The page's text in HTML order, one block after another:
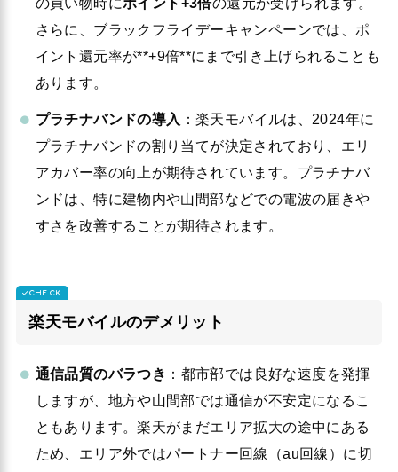
さらに、ブラックフライデーキャンペーンでは、ポ
イント還元率が**+9倍**にまで引き上げられることも
あります。
プラチナバンドの導入 ：楽天モバイルは、2024年に
プラチナバンドの割り当てが決定されており、エリ
アカバー率の向上が期待されています。プラチナバ
ンドは、特に建物内や山間部などでの電波の届きや
すさを改善することが期待されます。
楽天モバイルのデメリット
通信品質のバラつき ：都市部では良好な速度を発揮
しますが、地方や山間部では通信が不安定になるこ
ともあります。楽天がまだエリア拡大の途中にある
ため、エリア外ではパートナー回線（au回線）に切